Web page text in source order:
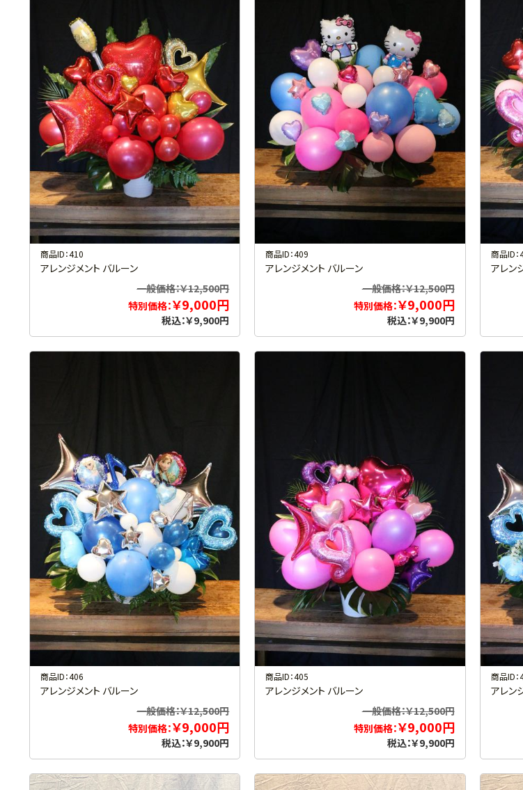
商品ID：410
アレンジメント バルーン
一般価格：￥12,500円
特別価格：￥9,000円
税込：￥9,900円
商品ID：409
アレンジメント バルーン
一般価格：￥12,500円
特別価格：￥9,000円
税込：￥9,900円
商品ID：
アレン
商品ID：406
アレンジメント バルーン
一般価格：￥12,500円
特別価格：￥9,000円
税込：￥9,900円
商品ID：405
アレンジメント バルーン
一般価格：￥12,500円
特別価格：￥9,000円
税込：￥9,900円
商品ID：
アレン